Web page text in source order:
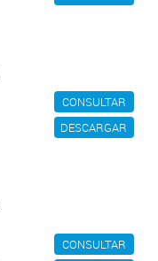
CONSULTAR
DESCARGAR
CONSULTAR